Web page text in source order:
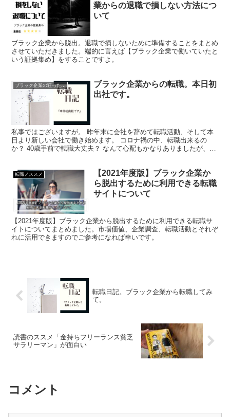
業からの退職で損しない方法につ
いて
ブラック企業から脱出。退職で損しないために準備することをまとめ
させていただきました。端的に言えば【ブラック企業で働いていたと
いう証拠集め】をすることですよ。
ブラック企業の狂った実態
ブラック企業からの転職。本日初
出社です。
私事ではございますが。 昨年末に会社を辞めて転職活動、そして本
日より新しい会社で働き始めます。 コロナ禍の中、転職出来るの
か？ 40歳手前で転職大丈夫？ なんて心配もかなりありましたが、な
転職ノススメ
【2021年度版】ブラック企業か
ら脱出するために利用できる転職
サイトについて
【2021年度版】ブラック企業から脱出するために利用できる転職サ
イトについてまとめました。市場価値、企業調査、転職活動とそれぞ
れに活用できますのでご参考になれば幸いです。
転職日記。ブラック企業から転職してみ
て。
読書のススメ「金持ちフリーランス貧乏
サラリーマン」が面白い
コメント